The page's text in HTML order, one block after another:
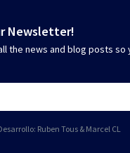
Newsletter!
the news and blog posts so
Ruben Tous & Marcel CL